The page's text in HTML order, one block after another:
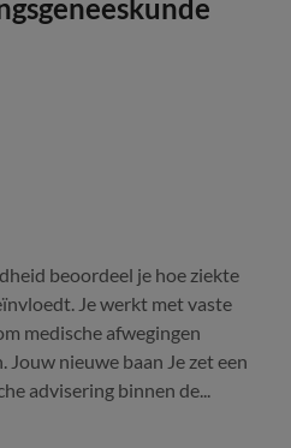
beoordeel je hoe ziekte
Je werkt met vaste
medische afwegingen
nieuwe baan Je zet een
advisering binnen de...